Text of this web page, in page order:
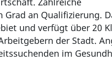
an Qualifizierung.
und verfügt über 20
der Stadt.
im